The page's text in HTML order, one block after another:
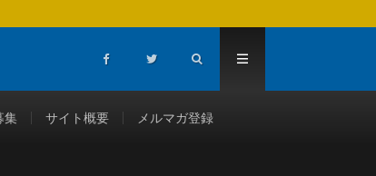
集 サイト概要 メルマガ登録